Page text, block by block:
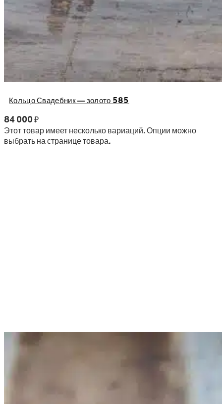
Кольцо Свадебник — золото 585
84 000₽
Этот товар имеет несколько вариаций. Опции можно
выбрать на странице товара.